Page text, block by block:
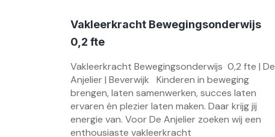
Vakleerkracht Bewegingsonderwijs
0,2 fte
Vakleerkracht Bewegingsonderwijs 0,2 fte | De
Anjelier | Beverwijk Kinderen in beweging
brengen, laten samenwerken, succes laten
ervaren én plezier laten maken. Daar krijg jij
energie van. Voor De Anjelier zoeken wij een
enthousiaste vakleerkracht